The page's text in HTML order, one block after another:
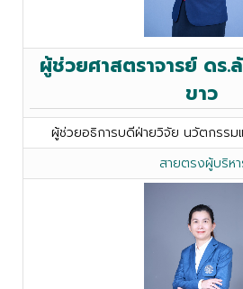
ผู้ช่วยศาสตราจารย์ ดร
ขาว
ผู้ช่วยอธิการบดีฝ่ายวิจัย นวัตกรรม
สายตรงผู้บริห